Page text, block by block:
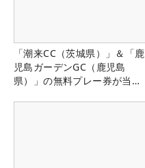
「潮来CC（茨城県）」＆「鹿
児島ガーデンGC（鹿児島
県）」の無料プレー券が当た